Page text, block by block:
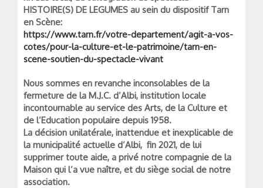
HISTOIRE(S) DE LEGUMES au sein du dispositif Tarn
en Scène:
https://www.tarn.fr/votre-departement/agit-a-vos-
cotes/pour-la-culture-et-le-patrimoine/tarn-en-
scene-soutien-du-spectacle-vivant
Nous sommes en revanche inconsolables de la
fermeture de la M.J.C. d’Albi, institution locale
incontournable au service des Arts, de la Culture et
de l’Education populaire depuis 1958.
La décision unilatérale, inattendue et inexplicable de
la municipalité actuelle d’Albi, fin 2021, de lui
supprimer toute aide, a privé notre compagnie de la
Maison qui l’a vue naître, et du siège social de notre
association.